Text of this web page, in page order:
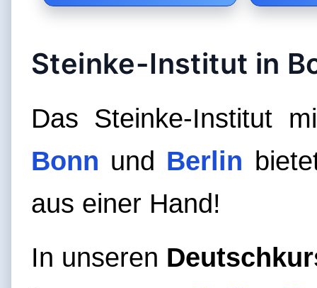
Steinke-Institut in
Das Steinke-Institut
Bonn und Berlin
aus einer Hand!
In unseren